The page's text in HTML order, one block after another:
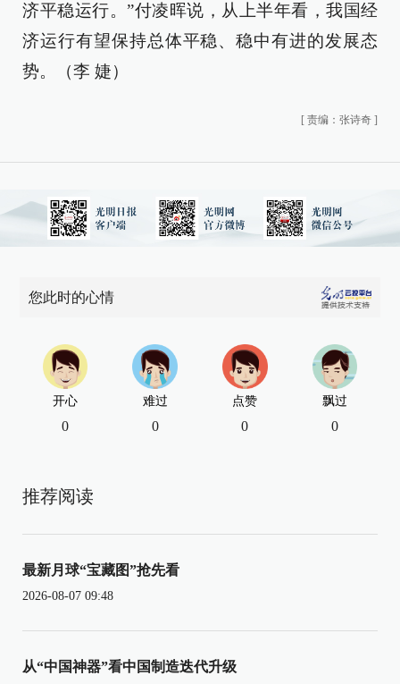
济平稳运行。”付凌晖说，从上半年看，我国经
济运行有望保持总体平稳、稳中有进的发展态
势。（李 婕）
[ 责编：张诗奇 ]
您此时的心情
开心
0
难过
0
点赞
0
飘过
0
推荐阅读
最新月球“宝藏图”抢先看
2026-08-07 09:48
从“中国神器”看中国制造迭代升级